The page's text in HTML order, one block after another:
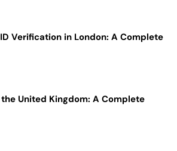
Verification in London: A Complete
United Kingdom: A Complete